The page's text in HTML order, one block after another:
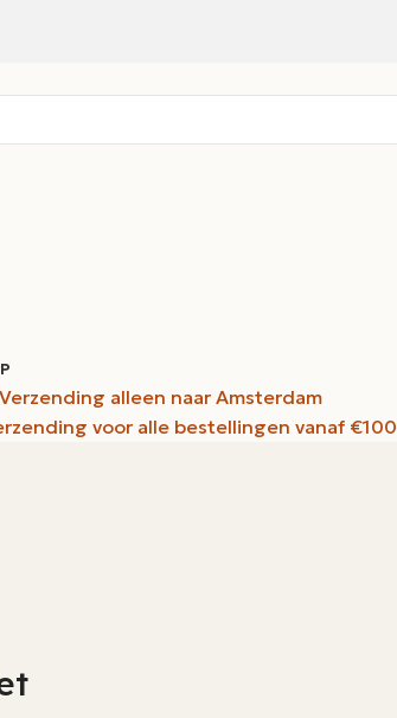
Verzending alleen naar Amsterdam
voor alle bestellingen vanaf €100